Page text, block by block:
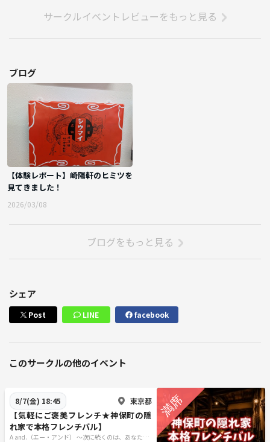
サークルイベントレビューをもっと見る
ブログ
【体験レポート】崎陽軒のヒミツを
見てきました！
2026/03/08
ブログをもっと見る
シェア
Post LINE facebook
このサークルの他のイベント
8/7(金) 18:45 東京都
【気軽にご褒美フレンチ★神保町の隠
れ家で本格フレンチバル】
A and.（エー・アンド） 〜次に続くのは、あなたの